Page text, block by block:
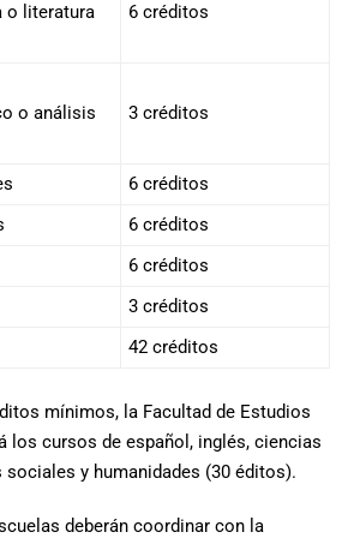
o literatura
6 créditos
o análisis
3 créditos
6 créditos
6 créditos
6 créditos
3 créditos
42 créditos
mínimos, la Facultad de Estudios
los cursos de español, inglés, ciencias
sociales y humanidades (30 éditos).
deberán coordinar con la